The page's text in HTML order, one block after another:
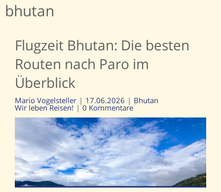
bhutan
Flugzeit Bhutan: Die besten
Routen nach Paro im
Überblick
Mario Vogelsteller 17.06.2026 Bhutan
Wir leben Reisen! 0 Kommentare